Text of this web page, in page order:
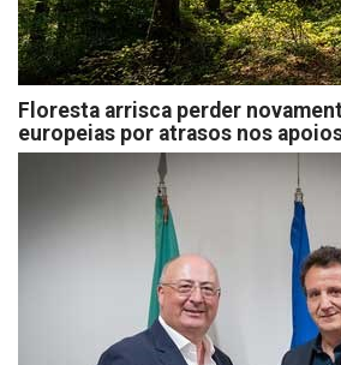
Floresta arrisca perder
europeias por atrasos nos